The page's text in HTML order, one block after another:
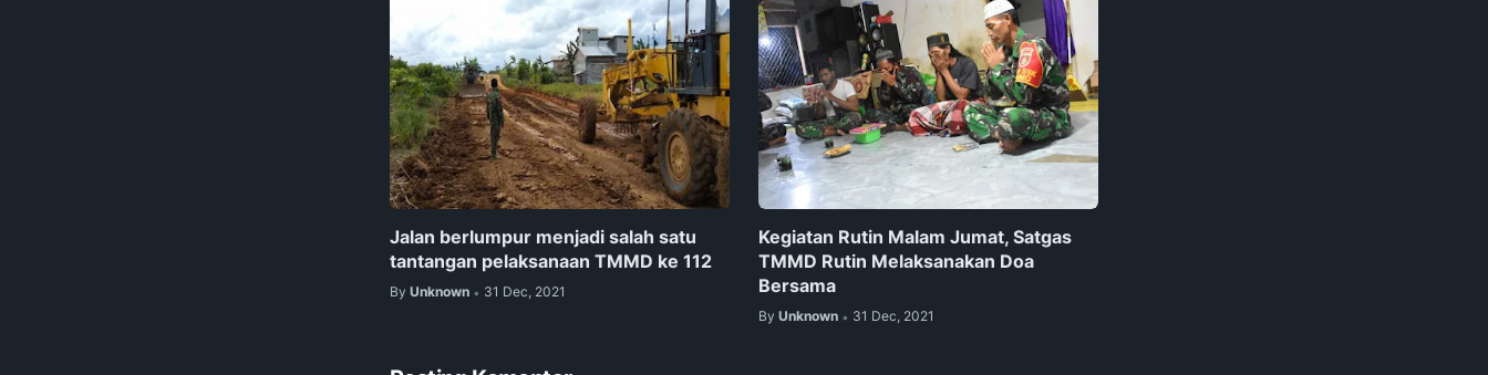
Jalan berlumpur menjadi salah satu
tantangan pelaksanaan TMMD ke 112
By Unknown • 31 Dec, 2021
Kegiatan Rutin Malam Jumat, Satgas
TMMD Rutin Melaksanakan Doa
Bersama
By Unknown • 31 Dec, 2021